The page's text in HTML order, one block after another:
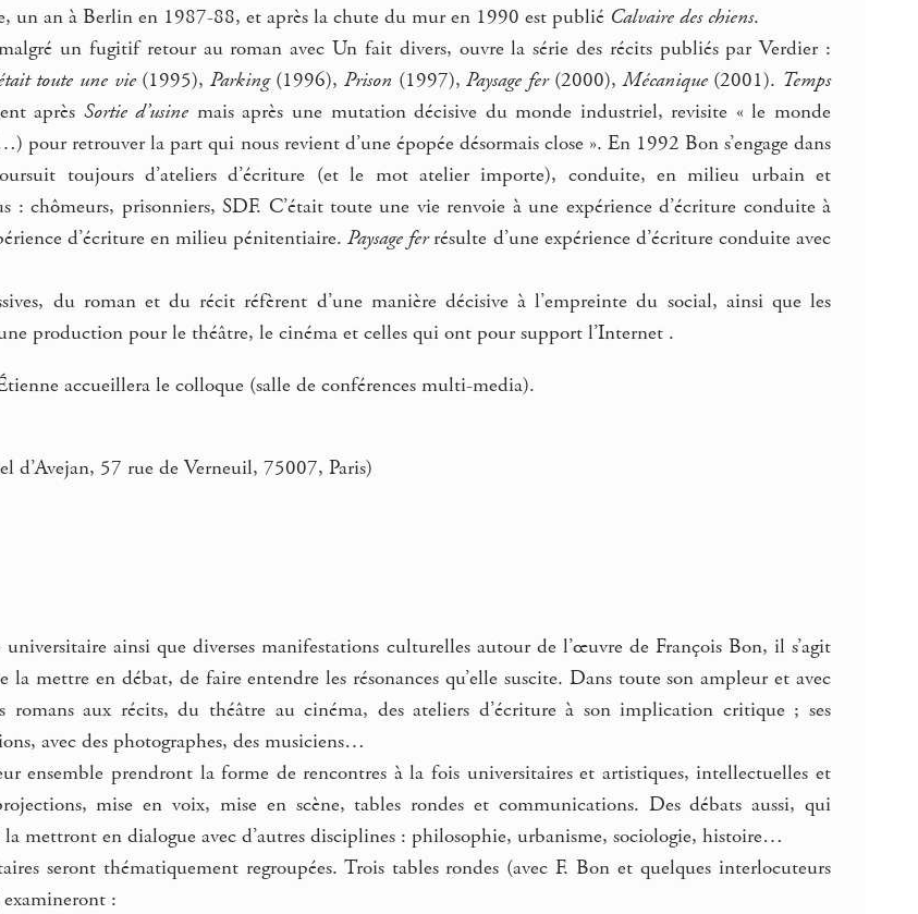
un an à Berlin en 1987-88, et après la chute du mur en 1990 est publié Calvaire des chiens.
un fugitif retour au roman avec Un fait divers, ouvre la série des récits publiés par Verdier :
toute une vie(1995),Parking(1996), Prison (1997),Paysage fer(2000),Mécanique(2001). Temps
après Sortie d’usine mais après une mutation décisive du monde industriel, revisite « le monde
pour retrouver la part qui nous revient d’une épopée désormais close ». En 1992 Bon s’engage dans
toujours d’ateliers d’écriture (et le mot atelier importe), conduite, en milieu urbain et
: chômeurs, prisonniers, SDF. C’était toute une vie renvoie à une expérience d’écriture conduite à
d’écriture en milieu pénitentiaire.Paysage ferrésulte d’une expérience d’écriture conduite avec
du roman et du récit réfèrent d’une manière décisive à l’empreinte du social, ainsi que les
production pour le théâtre, le cinéma et celles qui ont pour support l’Internet .
accueillera le colloque (salle de conférences multi-media).
d’Avejan, 57 rue de Verneuil, 75007, Paris)
ainsi que diverses manifestations culturelles autour de l’œuvre de François Bon, il s’agit
la mettre en débat, de faire entendre les résonances qu’elle suscite. Dans toute son ampleur et avec
romans aux récits, du théâtre au cinéma, des ateliers d’écriture à son implication critique ; ses
avec des photographes, des musiciens…
ensemble prendront la forme de rencontres à la fois universitaires et artistiques, intellectuelles et
mise en voix, mise en scène, tables rondes et communications. Des débats aussi, qui
mettront en dialogue avec d’autres disciplines : philosophie, urbanisme, sociologie, histoire…
seront thématiquement regroupées. Trois tables rondes (avec F. Bon et quelques interlocuteurs
: